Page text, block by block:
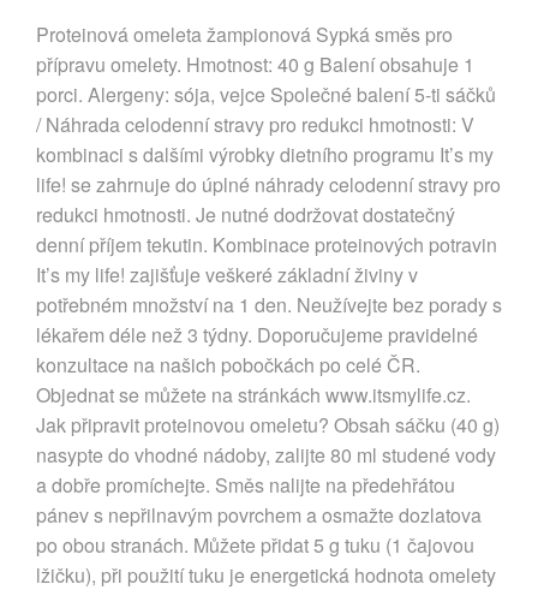
Proteinová omeleta žampionová Sypká směs pro
přípravu omelety. Hmotnost: 40 g Balení obsahuje 1
porci. Alergeny: sója, vejce Společné balení 5-ti sáčků
/ Náhrada celodenní stravy pro redukci hmotnosti: V
kombinaci s dalšími výrobky dietního programu It’s my
life! se zahrnuje do úplné náhrady celodenní stravy pro
redukci hmotnosti. Je nutné dodržovat dostatečný
denní příjem tekutin. Kombinace proteinových potravin
It’s my life! zajišťuje veškeré základní živiny v
potřebném množství na 1 den. Neužívejte bez porady s
lékařem déle než 3 týdny. Doporučujeme pravidelné
konzultace na našich pobočkách po celé ČR.
Objednat se můžete na stránkách www.itsmylife.cz.
Jak připravit proteinovou omeletu? Obsah sáčku (40 g)
nasypte do vhodné nádoby, zalijte 80 ml studené vody
a dobře promíchejte. Směs nalijte na předehřátou
pánev s nepřilnavým povrchem a osmažte dozlatova
po obou stranách. Můžete přidat 5 g tuku (1 čajovou
lžičku), při použití tuku je energetická hodnota omelety